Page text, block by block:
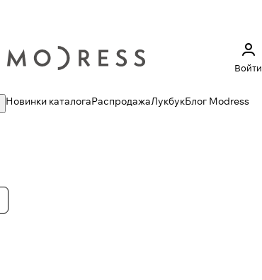
Войти
Новинки каталогаРаспродажаЛукбукБлог Modress